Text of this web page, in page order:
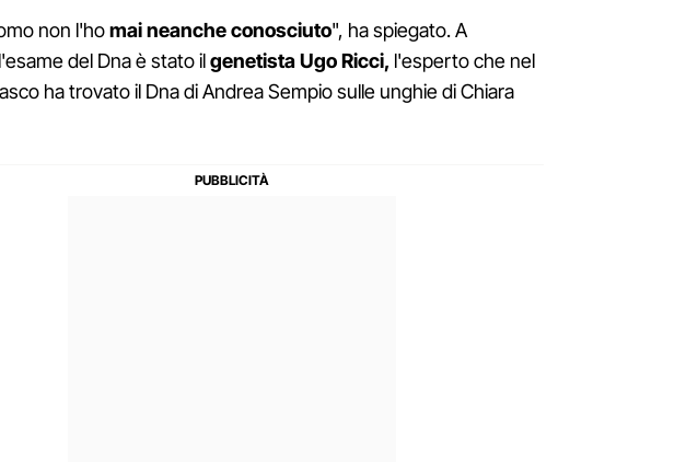
non l'homai neanche conosciuto", ha spiegato. A
del Dna è stato ilgenetista UgoRicci, l'esperto che nel
ha trovato il Dna di Andrea Sempio sulle unghie di Chiara